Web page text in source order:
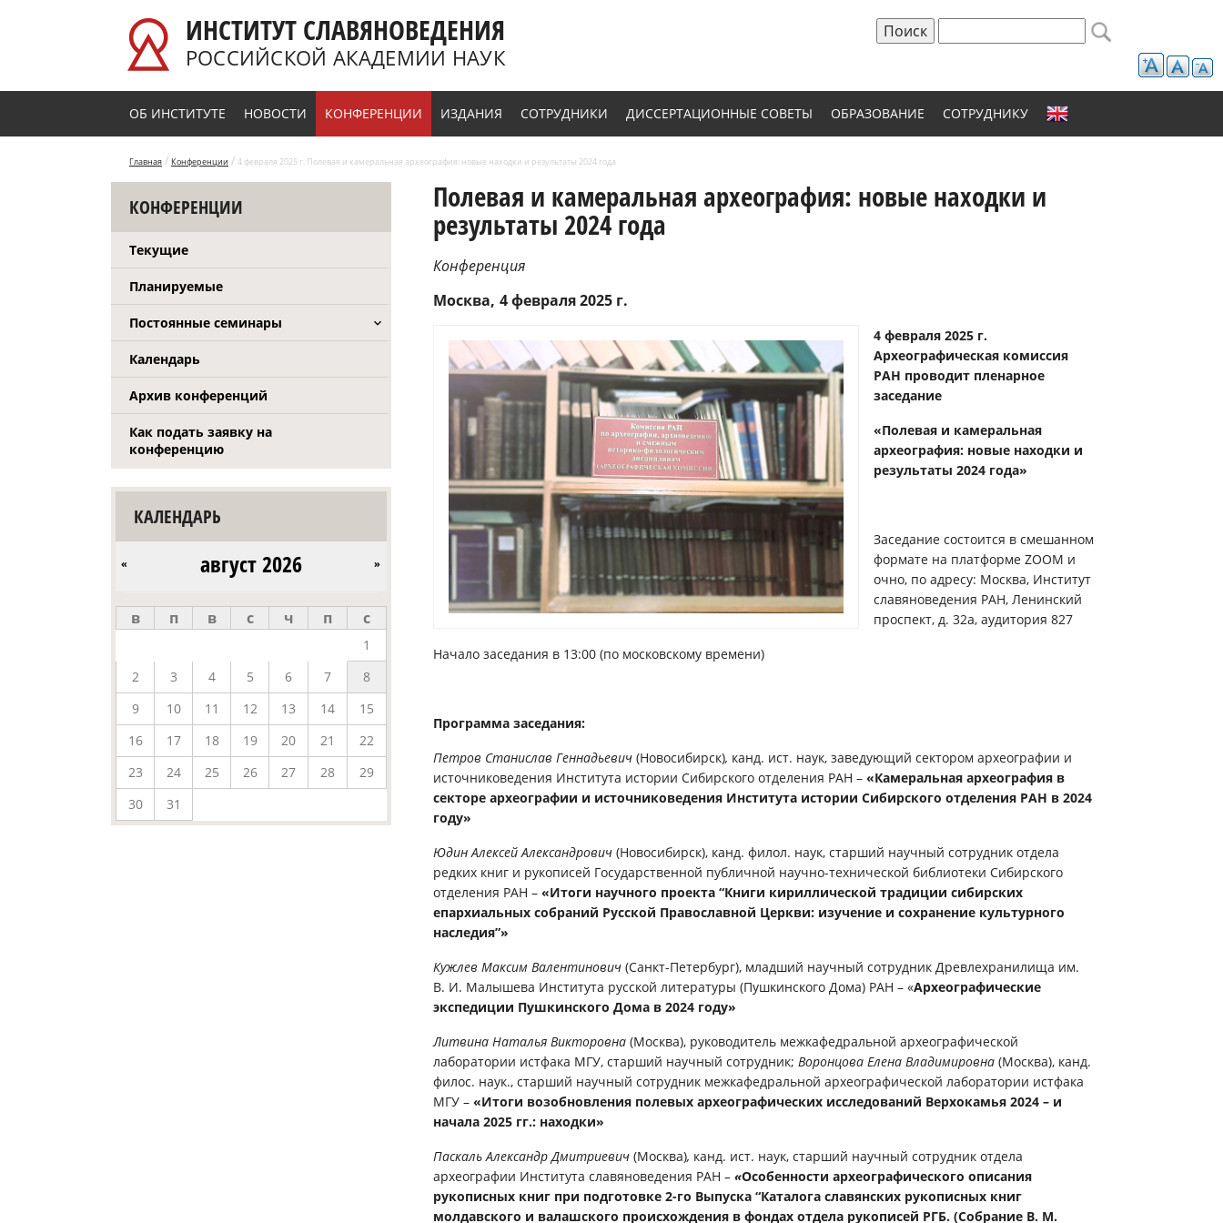
ИНСТИТУТ СЛАВЯНОВЕДЕНИЯ
РОССИЙСКОЙ АКАДЕМИИ НАУК Форма поиска
ОБ ИНСТИТУТЕ НОВОСТИ КОНФЕРЕНЦИИ ИЗДАНИЯ СОТРУДНИКИ ДИССЕРТАЦИОННЫЕ СОВЕТЫ ОБРАЗОВАНИЕ СОТРУДНИКУ
Главная / Конференции / 4 февраля 2025 г. Полевая и камеральная археография: новые находки и результаты 2024 года
КОНФЕРЕНЦИИ
Текущие
Планируемые
Постоянные семинары
Календарь
Архив конференций
Как подать заявку на
конференцию
КАЛЕНДАРЬ
август 2026
« »
в п в с ч п с
1
2
3 4 5 6 7
8
9
10 11 12 13 14
15
16
17 18 19 20 21
22
23
24 25 26 27 28
29
30
31
Полевая и камеральная археография: новые находки и
результаты 2024 года
Конференция
Москва 4 февраля 2025 г.
4 февраля 2025 г.
Археографическая комиссия
РАН проводит пленарное
заседание
«Полевая и камеральная
археография: новые находки и
результаты 2024 года»
Заседание состоится в смешанном
формате на платформе ZOOM и
очно, по адресу: Москва, Институт
славяноведения РАН, Ленинский
проспект, д. 32а, аудитория 827
Начало заседания в 13:00 (по московскому времени)
Программа заседания:
Петров Станислав Геннадьевич (Новосибирск), канд. ист. наук, заведующий сектором археографии и
источниковедения Института истории Сибирского отделения РАН – «Камеральная археография в
секторе археографии и источниковедения Института истории Сибирского отделения РАН в 2024
году»
Юдин Алексей Александрович (Новосибирск), канд. филол. наук, старший научный сотрудник отдела
редких книг и рукописей Государственной публичной научно-технической библиотеки Сибирского
отделения РАН – «Итоги научного проекта “Книги кириллической традиции сибирских
епархиальных собраний Русской Православной Церкви: изучение и сохранение культурного
наследия”»
Кужлев Максим Валентинович (Санкт-Петербург), младший научный сотрудник Древлехранилища им.
В. И. Малышева Института русской литературы (Пушкинского Дома) РАН – «Археографические
экспедиции Пушкинского Дома в 2024 году»
Литвина Наталья Викторовна (Москва), руководитель межкафедральной археографической
лаборатории истфака МГУ, старший научный сотрудник; Воронцова Елена Владимировна (Москва), канд.
филос. наук., старший научный сотрудник межкафедральной археографической лаборатории истфака
МГУ – «Итоги возобновления полевых археографических исследований Верхокамья 2024 – и
начала 2025 гг.: находки»
Паскаль Александр Дмитриевич (Москва), канд. ист. наук, старший научный сотрудник отдела
археографии Института славяноведения РАН – «Особенности археографического описания
рукописных книг при подготовке 2-го Выпуска “Каталога славянских рукописных книг
молдавского и валашского происхождения в фондах отдела рукописей РГБ. (Собрание В. М.